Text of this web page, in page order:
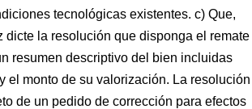
tecnológicas existentes. c) Que,
la resolución que disponga el remate
resumen descriptivo del bien incluidas
el monto de su valorización. La resolución
de un pedido de corrección para efectos